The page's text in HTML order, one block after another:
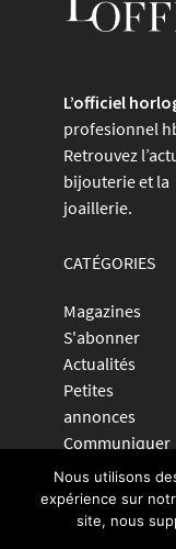
L’officiel
profesionnel
Retrouvez
bijouterie et la
joaillerie.
CATÉGORIES
Magazines
S'abonner
Actualités
Petites
annonces
Communiquer
CRÉER UNE
Nous utilisons
expérience sur
site, nous